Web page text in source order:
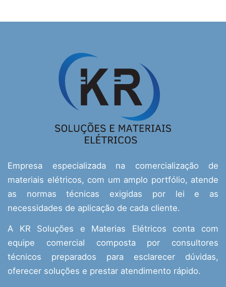
Empresa especializada na comercialização de
materiais elétricos, com um amplo portfólio, atende
as normas técnicas exigidas por lei e as
necessidades de aplicação de cada cliente.
A KR Soluções e Materias Elétricos conta com
equipe comercial composta por consultores
técnicos preparados para esclarecer dúvidas,
oferecer soluções e prestar atendimento rápido.